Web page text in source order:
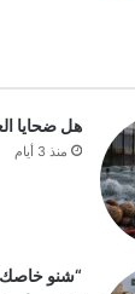
هل ضحايا
منذ 3 أيام
“شنو خاصك